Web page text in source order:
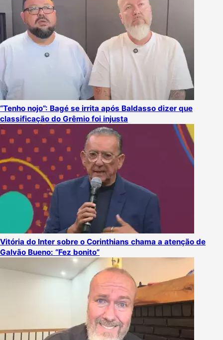
“Tenho nojo”: Bagé se irrita após Baldasso dizer que
classificação do Grêmio foi injusta
Vitória do Inter sobre o Corinthians chama a atenção de
Galvão Bueno: “Fez bonito”